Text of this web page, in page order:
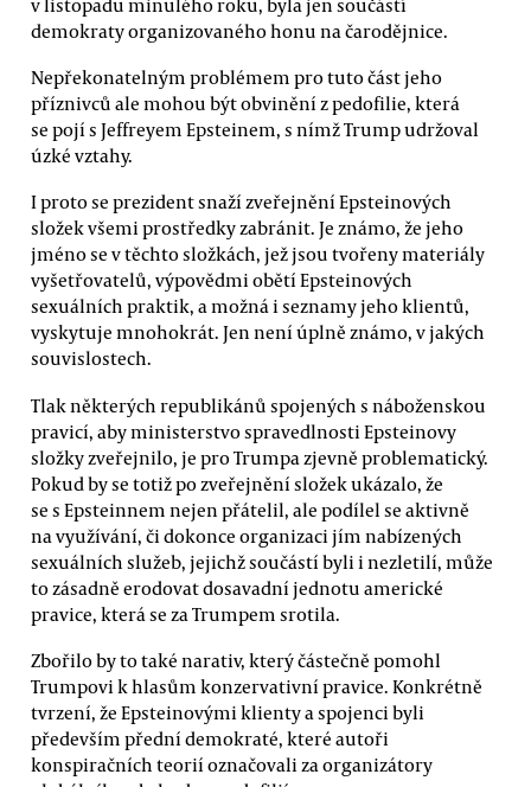
demokraty organizovaného honu na čarodějnice.
Nepřekonatelným problémem pro tuto část jeho
příznivců ale mohou být obvinění z pedofilie, která
se pojí s Jeffreyem Epsteinem, s nímž Trump udržoval
úzké vztahy.
I proto se prezident snaží zveřejnění Epsteinových
složek všemi prostředky zabránit. Je známo, že jeho
jméno se v těchto složkách, jež jsou tvořeny materiály
vyšetřovatelů, výpovědmi obětí Epsteinových
sexuálních praktik, a možná i seznamy jeho klientů,
vyskytuje mnohokrát. Jen není úplně známo, v jakých
souvislostech.
Tlak některých republikánů spojených s náboženskou
pravicí, aby ministerstvo spravedlnosti Epsteinovy
složky zveřejnilo, je pro Trumpa zjevně problematický.
Pokud by se totiž po zveřejnění složek ukázalo, že
se s Epsteinnem nejen přátelil, ale podílel se aktivně
na využívání, či dokonce organizaci jím nabízených
sexuálních služeb, jejichž součástí byli i nezletilí, může
to zásadně erodovat dosavadní jednotu americké
pravice, která se za Trumpem srotila.
Zbořilo by to také narativ, který částečně pomohl
Trumpovi k hlasům konzervativní pravice. Konkrétně
tvrzení, že Epsteinovými klienty a spojenci byli
především přední demokraté, které autoři
konspiračních teorií označovali za organizátory